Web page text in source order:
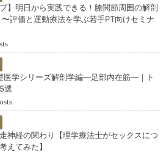
ブ】明日から実践できる！膝関節周囲の解剖
〜評価と運動療法を学ぶ若手PT向けセミナ
医学シリーズ解剖学編―足部内在筋―｜ト
選
神経の関わり【理学療法士がセックスにつ
えてみた】